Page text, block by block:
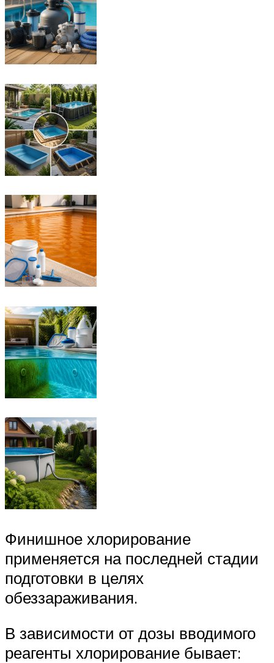
Финишное хлорирование
применяется на последней стадии
подготовки в целях
обеззараживания.
В зависимости от дозы вводимого
реагенты хлорирование бывает: